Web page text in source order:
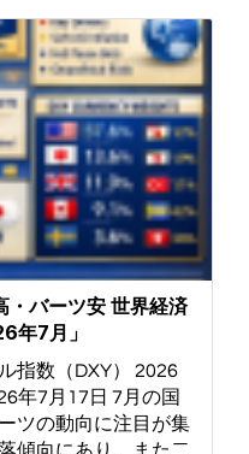
・バーツ安 世界経済
年7月」
指数（DXY） 2026
年7月17日 7月の国
ツの動向に注目が集